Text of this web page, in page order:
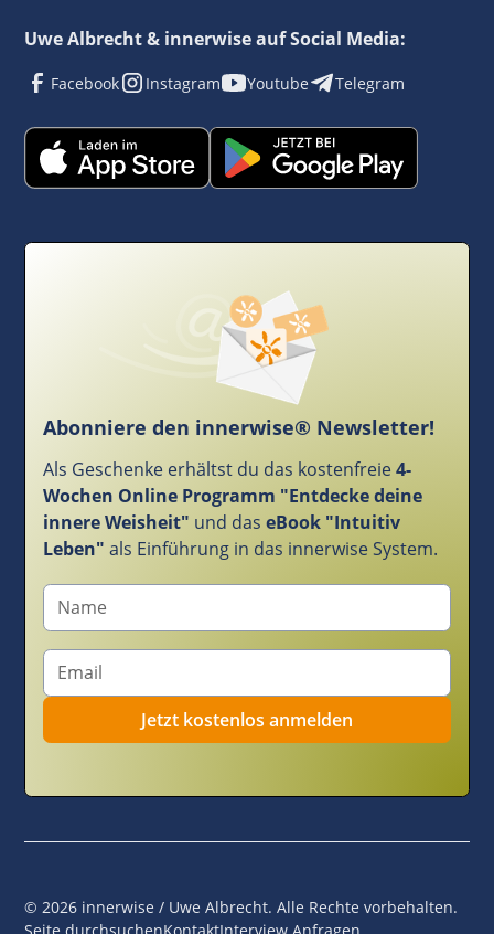
Uwe Albrecht & innerwise auf Social Media:
Facebook Instagram Youtube Telegram
Abonniere den innerwise® Newsletter!
Als Geschenke erhältst du das kostenfreie4-
Wochen Online Programm "Entdecke deine
innere Weisheit" und das eBook "Intuitiv
Leben"als Einführung in das innerwise System.
©2026 innerwise / Uwe Albrecht. Alle Rechte vorbehalten.